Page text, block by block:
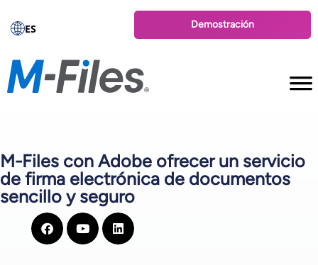
ES Demostración
M-Files con Adobe ofrecer un servicio
de firma electrónica de documentos
sencillo y seguro